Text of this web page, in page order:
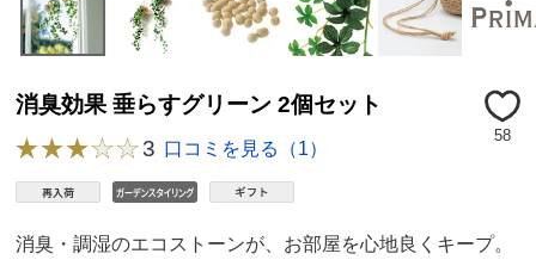
消臭効果 垂らすグリーン 2個セット
58
3 口コミを見る（1）
消臭・調湿のエコストーンが、お部屋を心地良くキープ。